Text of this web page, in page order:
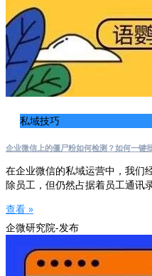
私域技巧
企业微信上的僵尸粉如何检测？如何一键
在企业微信的私域运营中，我
除员工，但仍然占据着员工通讯
查看 »
企微研究院-发布